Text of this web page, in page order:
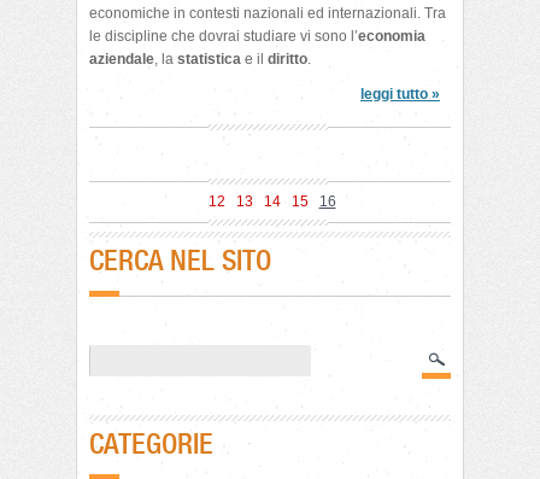
economiche in contesti nazionali ed internazionali. Tra
le discipline che dovrai studiare vi sono l’economia
aziendale, la statistica e il diritto.
leggi tutto »
12 13 14 15 16
CERCA NEL SITO
CATEGORIE